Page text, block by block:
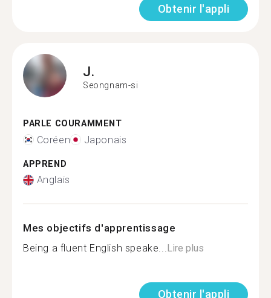
Obtenir l'appli
J.
Seongnam-si
PARLE COURAMMENT
Coréen Japonais
APPREND
Anglais
Mes objectifs d'apprentissage
Being a fluent English speake...Lire plus
Obtenir l'appli